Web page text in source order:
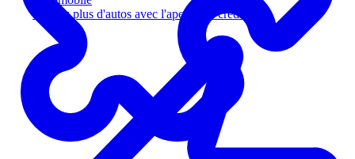
Vendez plus d'autos avec l'aperçu de crédit